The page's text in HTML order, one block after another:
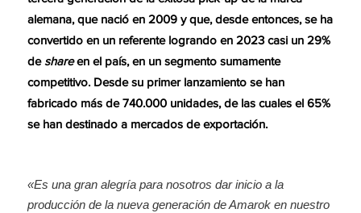
alemana, que nació en 2009 y que, desde entonces, se ha
convertido en un referente logrando en 2023 casi un 29%
de shareen el país, en un segmento sumamente
competitivo. Desde su primer lanzamiento se han
fabricado más de 740.000 unidades, de las cuales el 65%
se han destinado a mercados de exportación.
«Es una gran alegría para nosotros dar inicio a la
producción de la nueva generación de Amarok en nuestro